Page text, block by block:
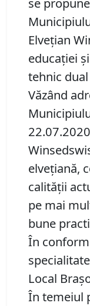
Elveţian
educaţiei
tehnic
Văzând
elveţiană,
calităţii
pe mai
bune
În
Local
În temeiul